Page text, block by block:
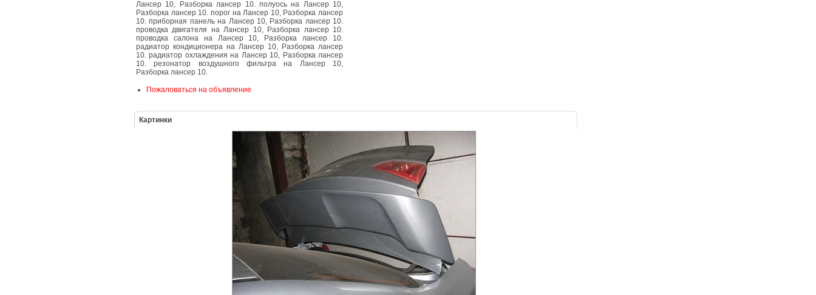
Лансер 10, Разборка лансер 10. полуось на Лансер 10,
Разборка лансер 10. порог на Лансер 10, Разборка лансер
10. приборная панель на Лансер 10, Разборка лансер 10.
проводка двигателя на Лансер 10, Разборка лансер 10.
проводка салона на Лансер 10, Разборка лансер 10.
радиатор кондиционера на Лансер 10, Разборка лансер
10. радиатор охлаждения на Лансер 10, Разборка лансер
10. резонатор воздушного фильтра на Лансер 10,
Разборка лансер 10.
Пожаловаться на объявление
Картинки